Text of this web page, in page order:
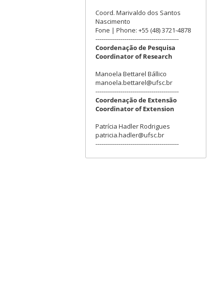
Coord. Marivaldo dos Santos
Nascimento
Fone | Phone: +55 (48) 3721-4878
-------------------------------------------
Coordenação de Pesquisa
Coordinator of Research
Manoela Bettarel Bállico
manoela.bettarel@ufsc.br
-------------------------------------------
Coordenação de Extensão
Coordinator of Extension
Patrícia Hadler Rodrigues
patricia.hadler@ufsc.br
-------------------------------------------